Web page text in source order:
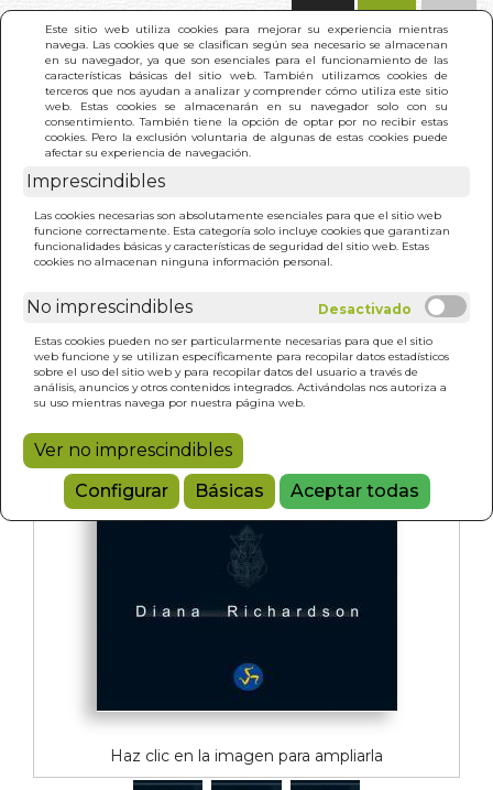
Este sitio web utiliza cookies para mejorar su experiencia mientras
navega. Las cookies que se clasifican según sea necesario se almacenan
en su navegador, ya que son esenciales para el funcionamiento de las
características básicas del sitio web. También utilizamos cookies de
terceros que nos ayudan a analizar y comprender cómo utiliza este sitio
web. Estas cookies se almacenarán en su navegador solo con su
consentimiento. También tiene la opción de optar por no recibir estas
cookies. Pero la exclusión voluntaria de algunas de estas cookies puede
afectar su experiencia de navegación.
Imprescindibles
Las cookies necesarias son absolutamente esenciales para que el sitio web
funcione correctamente. Esta categoría solo incluye cookies que garantizan
funcionalidades básicas y características de seguridad del sitio web. Estas
cookies no almacenan ninguna información personal.
No imprescindibles
Estas cookies pueden no ser particularmente necesarias para que el sitio
web funcione y se utilizan específicamente para recopilar datos estadísticos
sobre el uso del sitio web y para recopilar datos del usuario a través de
análisis, anuncios y otros contenidos integrados. Activándolas nos autoriza a
su uso mientras navega por nuestra página web.
Ver no imprescindibles
Configurar
Básicas Aceptar todas
INICIO >
Haz clic en la imagen para ampliarla